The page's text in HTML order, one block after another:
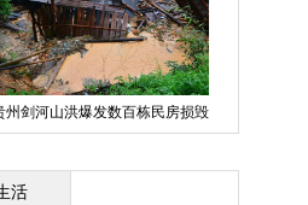
州剑河山洪爆发数百栋民房损毁
活